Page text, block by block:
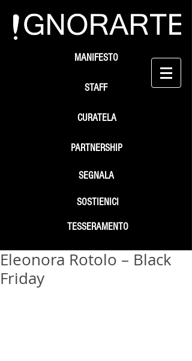
STAFF
SEGNALA
SOSTIENICI
MANIFESTO
PARTNERSHIP
TESSERAMENTO
CURATELA
Eleonora Rotolo – Black
Friday